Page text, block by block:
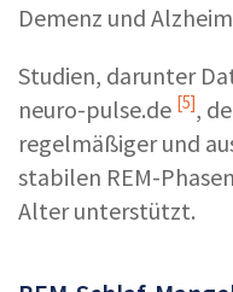
Demenz und
Studien, darunter
neuro-pulse.de [5],
regelmäßiger und
stabilen REM-
Alter unterstützt.